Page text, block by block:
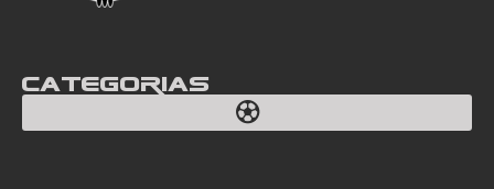
Categorias